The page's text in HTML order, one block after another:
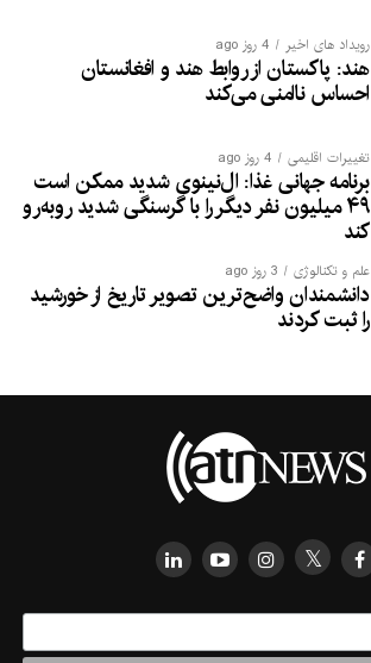
رویداد های اخیر 4 روز ago
هند: پاکستان از روابط هند و افغانستان
احساس ناامنی می‌کند
تغییرات اقلیمی 4 روز ago
برنامه جهانی غذا: ال‌نینوی شدید ممکن است
۴۹ میلیون نفر دیگر را با گرسنگی شدید روبه‌رو
کند
علم و تکنالوژی 3 روز ago
دانشمندان واضح‌ترین تصویر تاریخ از خورشید
را ثبت کردند